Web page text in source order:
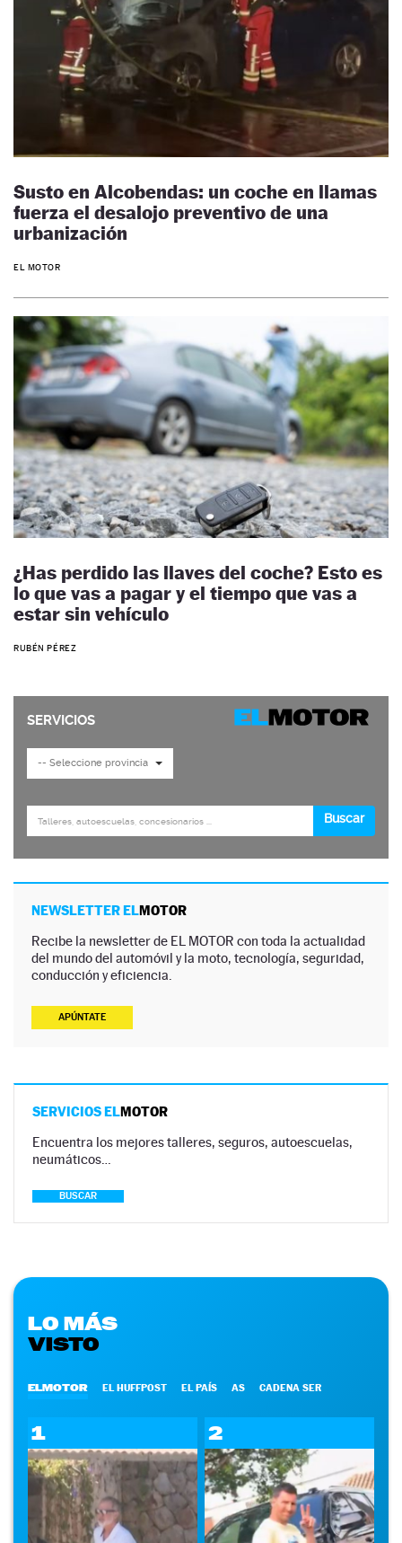
Susto en Alcobendas: un coche en llamas
fuerza el desalojo preventivo de una
urbanización
EL MOTOR
¿Has perdido las llaves del coche? Esto es
lo que vas a pagar y el tiempo que vas a
estar sin vehículo
RUBÉN PÉREZ
NEWSLETTER ELMOTOR
Recibe la newsletter de EL MOTOR con toda la actualidad
del mundo del automóvil y la moto, tecnología, seguridad,
conducción y eficiencia.
APÚNTATE
SERVICIOS ELMOTOR
Encuentra los mejores talleres, seguros, autoescuelas,
neumáticos…
BUSCAR
LO MÁS
VISTO
ELMOTOR EL HUFFPOST EL PAÍS AS CADENA SER
1 2